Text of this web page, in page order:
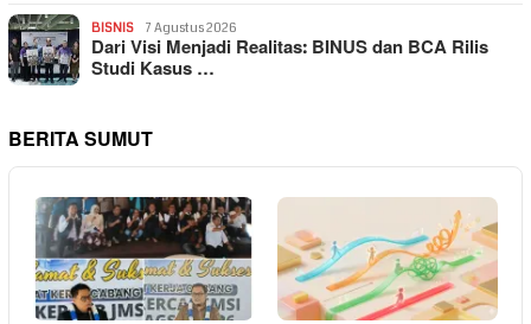
BISNIS 7 Agustus 2026
Dari Visi Menjadi Realitas: BINUS dan BCA Rilis
Studi Kasus …
BERITA SUMUT